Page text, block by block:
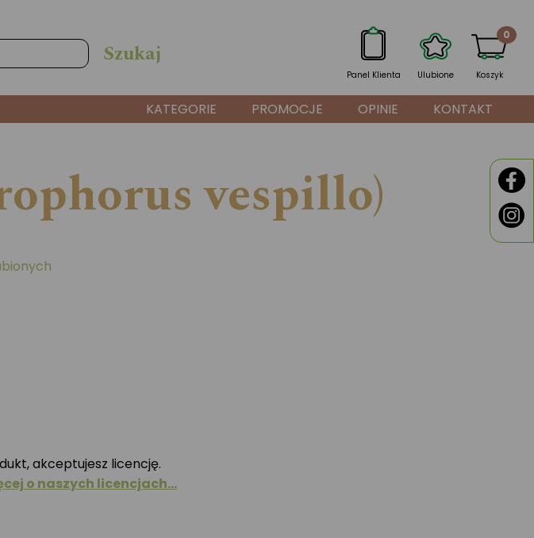
Panel Klienta Ulubione Koszyk
0
KATEGORIE PROMOCJE OPINIE KONTAKT
vespillo)
akceptujesz licencję.
o naszych licencjach…